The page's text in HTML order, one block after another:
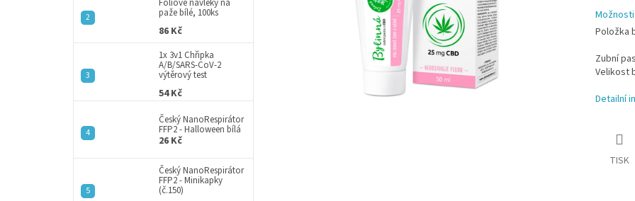
paže bílé, 100ks
86 Kč
1x 3v1 Chřipka
A/B/SARS-CoV-2
výtěrový test
54 Kč
Český NanoRespirátor
FFP2 - Halloween bílá
26 Kč
Český NanoRespirátor
FFP2 - Minikapky
(č.150)
Položka
Zubní
Velikost
Detailní
TISK